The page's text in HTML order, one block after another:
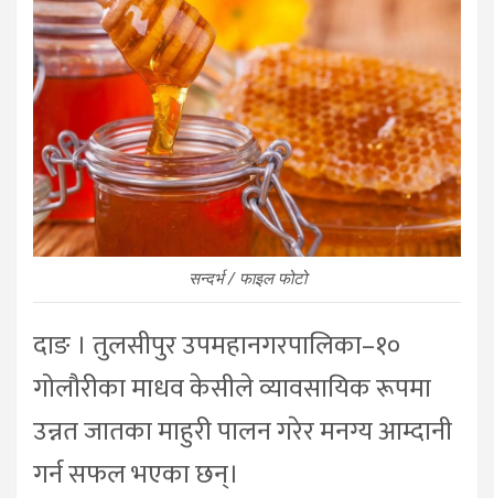
सन्दर्भ / फाइल फोटो
दाङ । तुलसीपुर उपमहानगरपालिका–१०
गोलौरीका माधव केसीले व्यावसायिक रूपमा
उन्नत जातका माहुरी पालन गरेर मनग्य आम्दानी
गर्न सफल भएका छन्।